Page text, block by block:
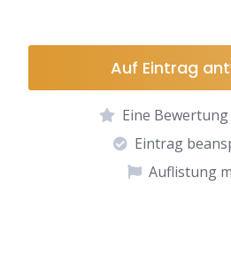
Auf Eintrag
Eine
Eintrag
Auflistung